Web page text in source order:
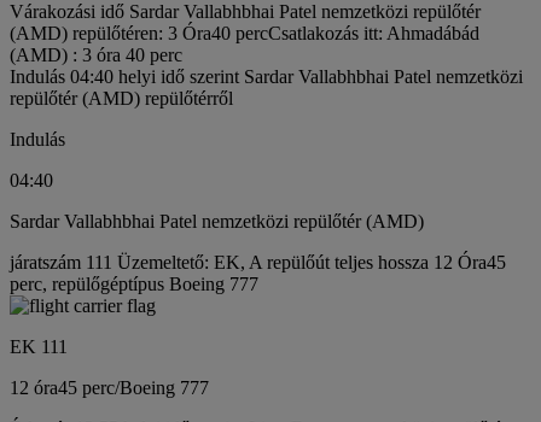
Várakozási idő Sardar Vallabhbhai Patel nemzetközi repülőtér
(AMD) repülőtéren: 3 Óra40 percCsatlakozás itt: Ahmadábád
(AMD) : 3 óra 40 perc
Indulás 04:40 helyi idő szerint Sardar Vallabhbhai Patel nemzetközi
repülőtér (AMD) repülőtérről
Indulás
04:40
Sardar Vallabhbhai Patel nemzetközi repülőtér (AMD)
járatszám 111 Üzemeltető: EK, A repülőút teljes hossza 12 Óra45
perc, repülőgéptípus Boeing 777
EK 111
12 óra45 perc/Boeing 777